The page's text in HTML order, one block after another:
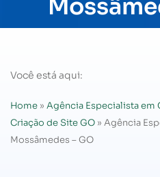
Você está aqui:
Home » Agência Especialista em
Criação de Site GO » Agência
Mossâmedes – GO